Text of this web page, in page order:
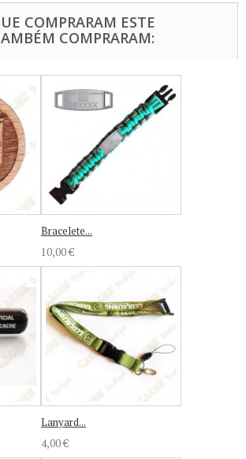
COMPRARAM ESTE
COMPRARAM:
Bracelete...
10,00 €
Lanyard...
4,00 €